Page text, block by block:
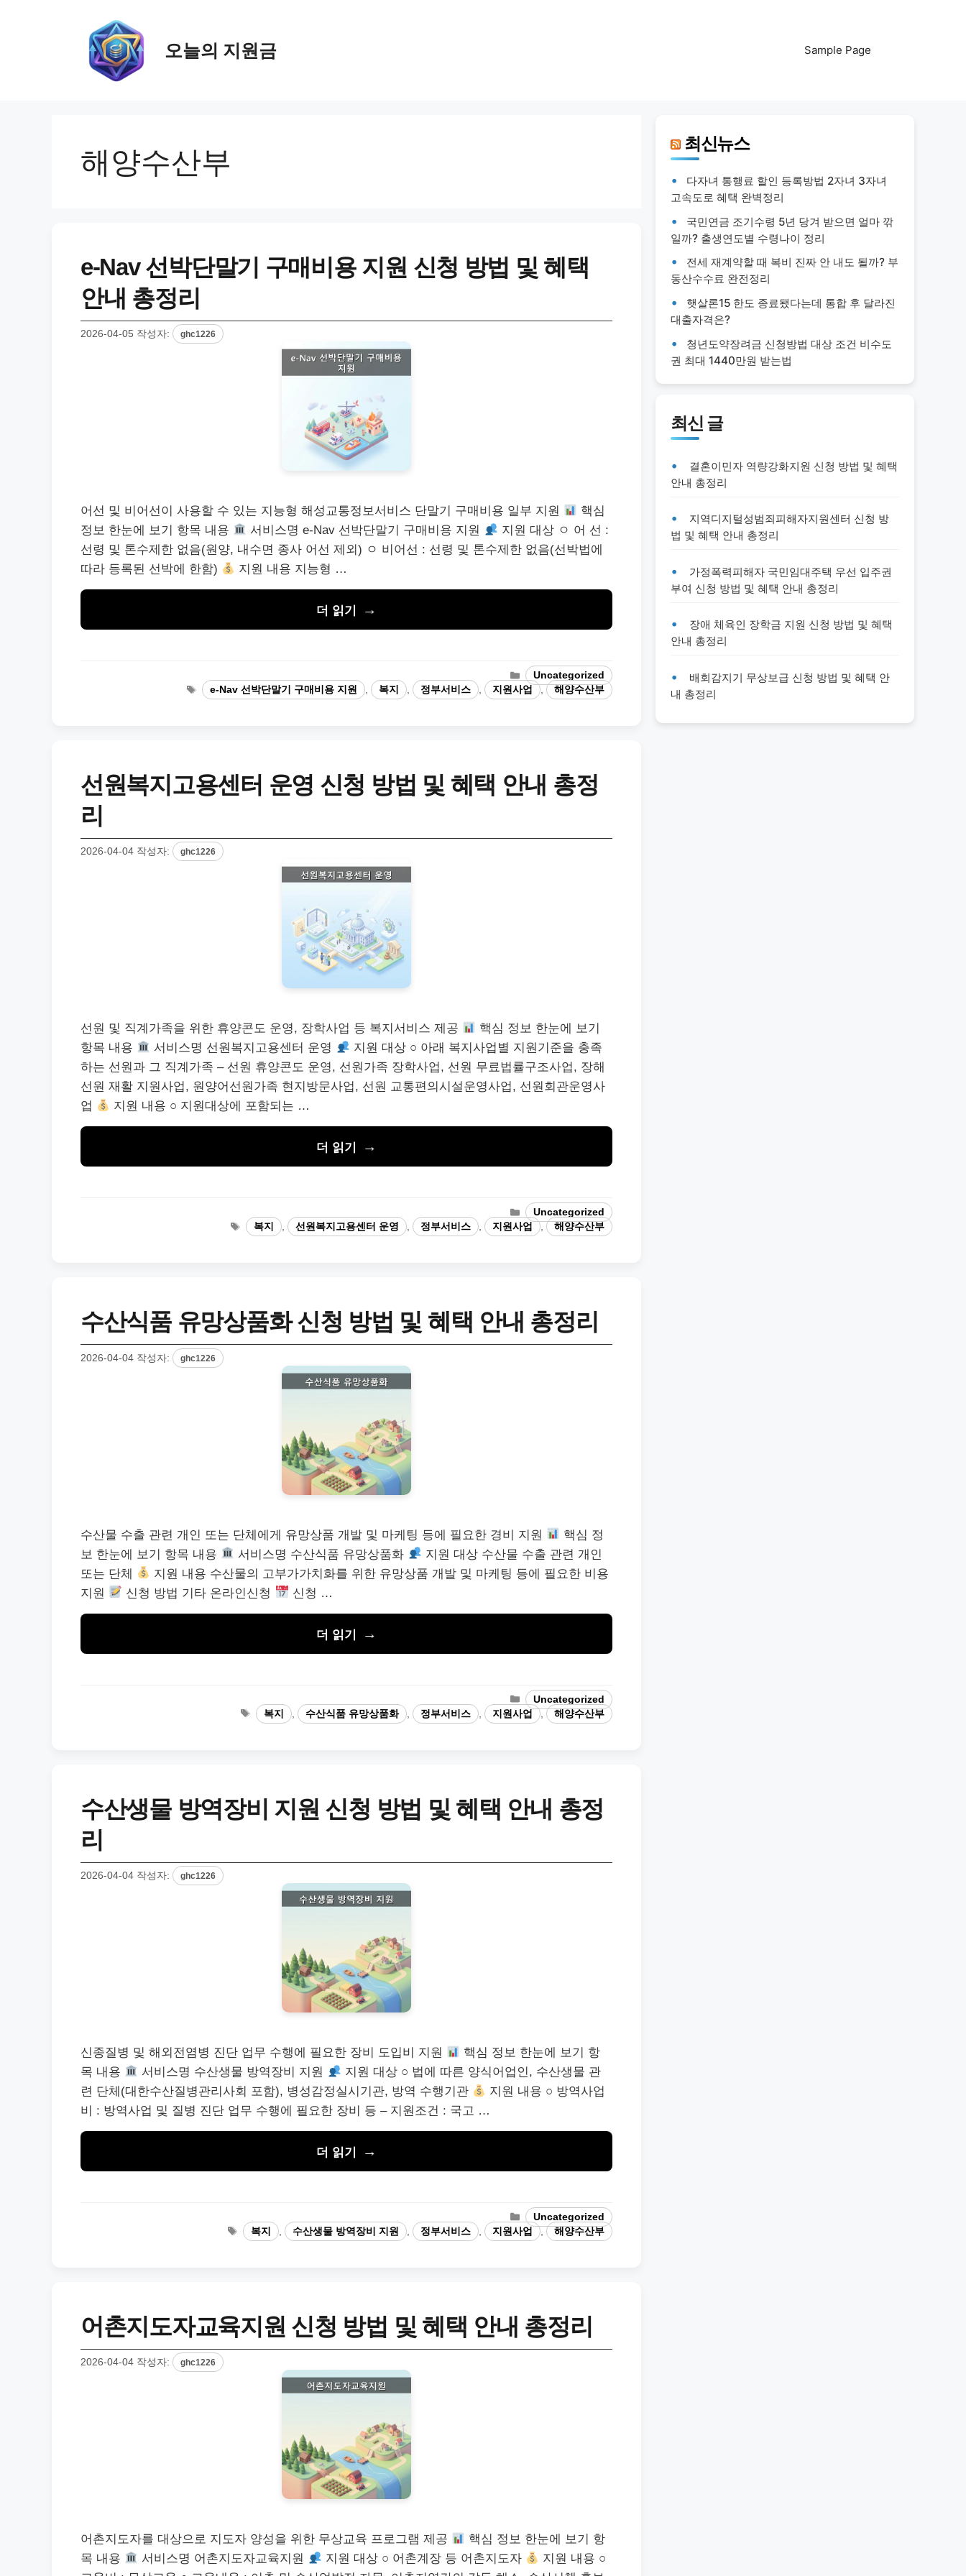
오늘의 지원금 Sample Page
해양수산부
e-Nav 선박단말기 구매비용 지원 신청 방법 및 혜택
안내 총정리
2026-04-05 작성자: ghc1226
어선 및 비어선이 사용할 수 있는 지능형 해성교통정보서비스 단말기 구매비용 일부 지원
핵심
정보 한눈에 보기 항목 내용
서비스명 e-Nav 선박단말기 구매비용 지원
지원 대상 ㅇ 어 선 :
선령 및 톤수제한 없음(원양, 내수면 종사 어선 제외) ㅇ 비어선 : 선령 및 톤수제한 없음(선박법에
따라 등록된 선박에 한함)
지원 내용 지능형 …
더 읽기
카
테
고
Uncategorized
태
그
e-Nav 선박단말기 구매비용 지원 , 복지 , 정부서비스 , 지원사업 , 해양수산부
선원복지고용센터 운영 신청 방법 및 혜택 안내 총정
리
2026-04-04 작성자: ghc1226
선원 및 직계가족을 위한 휴양콘도 운영, 장학사업 등 복지서비스 제공
핵심 정보 한눈에 보기
항목 내용
서비스명 선원복지고용센터 운영
지원 대상 ○ 아래 복지사업별 지원기준을 충족
하는 선원과 그 직계가족 – 선원 휴양콘도 운영, 선원가족 장학사업, 선원 무료법률구조사업, 장해
선원 재활 지원사업, 원양어선원가족 현지방문사업, 선원 교통편의시설운영사업, 선원회관운영사
업
지원 내용 ○ 지원대상에 포함되는 …
더 읽기
카
테
고
Uncategorized
태
그
복지 , 선원복지고용센터 운영 , 정부서비스 , 지원사업 , 해양수산부
수산식품 유망상품화 신청 방법 및 혜택 안내 총정리
2026-04-04 작성자: ghc1226
수산물 수출 관련 개인 또는 단체에게 유망상품 개발 및 마케팅 등에 필요한 경비 지원
핵심 정
보 한눈에 보기 항목 내용
서비스명 수산식품 유망상품화
지원 대상 수산물 수출 관련 개인
또는 단체
지원 내용 수산물의 고부가가치화를 위한 유망상품 개발 및 마케팅 등에 필요한 비용
지원
신청 방법 기타 온라인신청 신청 …
더 읽기
카
테
고
Uncategorized
태
그
복지 수산식품 유망상품화 정부서비스 지원사업 해양수산부
수산생물 방역장비 지원 신청 방법 및 혜택 안내 총정
리
2026-04-04 작성자: ghc1226
신종질병 및 해외전염병 진단 업무 수행에 필요한 장비 도입비 지원
핵심 정보 한눈에 보기 항
목 내용
서비스명 수산생물 방역장비 지원
지원 대상 ○ 법에 따른 양식어업인, 수산생물 관
련 단체(대한수산질병관리사회 포함), 병성감정실시기관, 방역 수행기관
지원 내용 ○ 방역사업
비 : 방역사업 및 질병 진단 업무 수행에 필요한 장비 등 – 지원조건 : 국고 …
더 읽기
카
테
고
Uncategorized
태
그
복지 수산생물 방역장비 지원 정부서비스 지원사업 해양수산부
어촌지도자교육지원 신청 방법 및 혜택 안내 총정리
2026-04-04 작성자: ghc1226
어촌지도자를 대상으로 지도자 양성을 위한 무상교육 프로그램 제공
핵심 정보 한눈에 보기 항
목 내용
서비스명 어촌지도자교육지원 지원 대상 ○ 어촌계장 등 어촌지도자
지원 내용 ○
최신뉴스
다자녀 통행료 할인 등록방법 2자녀 3자녀
고속도로 혜택 완벽정리
국민연금 조기수령 5년 당겨 받으면 얼마 깎
일까? 출생연도별 수령나이 정리
전세 재계약할 때 복비 진짜 안 내도 될까? 부
동산수수료 완전정리
햇살론15 한도 종료됐다는데 통합 후 달라진
대출자격은?
청년도약장려금 신청방법 대상 조건 비수도
권 최대 1440만원 받는법
최신 글
결혼이민자 역량강화지원 신청 방법 및 혜택
안내 총정리
지역디지털성범죄피해자지원센터 신청 방
법 및 혜택 안내 총정리
가정폭력피해자 국민임대주택 우선 입주권
부여 신청 방법 및 혜택 안내 총정리
장애 체육인 장학금 지원 신청 방법 및 혜택
안내 총정리
배회감지기 무상보급 신청 방법 및 혜택 안
내 총정리